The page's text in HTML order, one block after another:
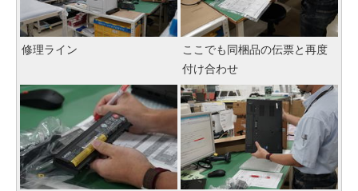
修理ライン
ここでも同梱品の伝票と再度
付け合わせ